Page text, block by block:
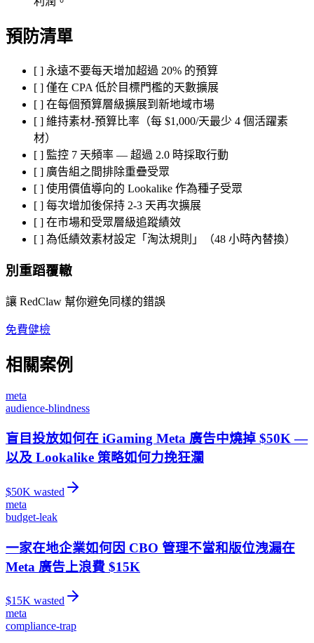
預防清單
[ ] 永遠不要每天增加超過 20% 的預算
[ ] 僅在 CPA 低於目標門檻的天數擴展
[ ] 在每個預算層級擴展到新地域市場
[ ] 維持素材-預算比率（每 $1,000/天最少 4 個活躍素
材）
[ ] 監控 7 天頻率 — 超過 2.0 時採取行動
[ ] 廣告組之間排除重疊受眾
[ ] 使用價值導向的 Lookalike 作為種子受眾
[ ] 每次增加後保持 2-3 天再次擴展
[ ] 在市場和受眾層級追蹤績效
[ ] 為低績效素材設定「淘汰規則」（48 小時內替換）
別重蹈覆轍
讓 RedClaw 幫你避免同樣的錯誤
免費健檢
相關案例
meta
audience-blindness
盲目投放如何在 iGaming Meta 廣告中燒掉 $50K —
以及 Lookalike 策略如何力挽狂瀾
$50K wasted
meta
budget-leak
一家在地企業如何因 CBO 管理不當和版位洩漏在
Meta 廣告上浪費 $15K
$15K wasted
meta
compliance-trap